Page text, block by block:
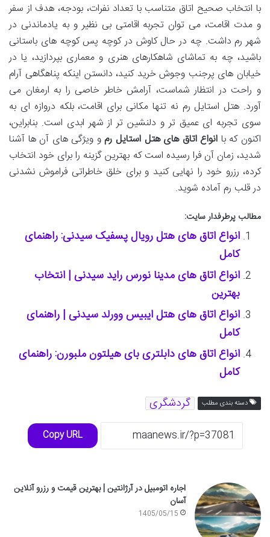
با انتخاب صحیح اتاق متناسب با تعداد نفرات، بودجه، هدف از سفر
و مدت اقامت، می توان تجربه اقامتی بی نظیر و به یادماندنی در
شهر رم داشت. چه در حال کاوش در کوچه پس کوچه های باستانی
باشید، چه به تماشای شاهکارهای هنری و معماری بپردازید، یا در
خیابان های پرجنب وجوش خرید کنید، دانستن اینکه پناهگاهی آرام
و راحت در انتظار شماست، آرامش خاطر خاصی را به ارمغان می
آورد. هتل استایل رم نه تنها مکانی برای اقامت، بلکه دروازه ای به
سوی تجربه ای عمیق تر و دلنشین تر از شهر ابدی است. بنابراین،
اکنون که با انواع اتاق های هتل استایل رمو ویژگی های آن ها آشنا
شدید، زمان آن فرا رسیده است که بهترین گزینه را برای خود انتخاب
کرده، رزرو خود را نهایی کنید و برای خلق خاطراتی فراموش نشدنی
در قلب رم آماده شوید.
مطالب پرطرفدار سایت:
انواع اتاق های هتل رویال پسفیک سیدنی: راهنمای
کامل
انواع اتاق های مدینا نورس راید سیدنی | انتخاب
بهترین
انواع اتاق های هتل ایبیس وورلد سیدنی | راهنمای
کامل
انواع اتاق های دابلتری بای هیلتون ملبورن: راهنمای
کامل
دسته بندی مطلب گردشگری
Copy URL
اجاره اتومبیل در آرژانتین | بهترین قیمت و رزرو آنلاین
آسان
1405/05/15